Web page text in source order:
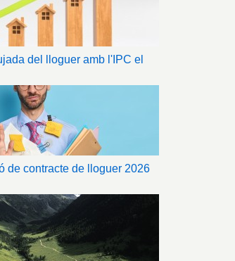
del lloguer amb l'IPC el
de contracte de lloguer 2026